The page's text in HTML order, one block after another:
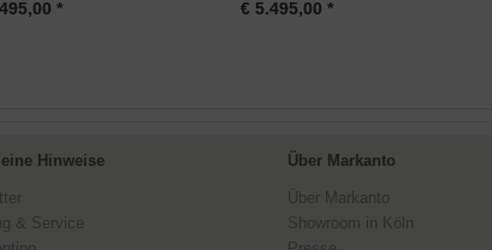
* € 5.495,00 *
Hinweise
& Service
Über Markanto
Über Markanto
Showroom in Köln